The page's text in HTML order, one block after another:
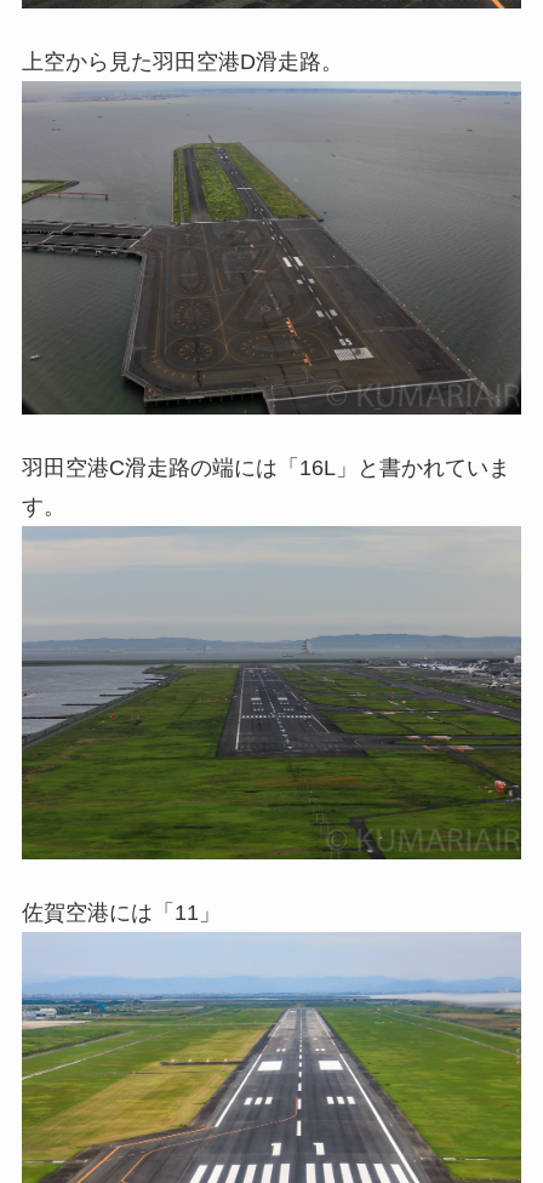
上空から見た羽田空港D滑走路。
羽田空港C滑走路の端には「16L」と書かれていま
す。
佐賀空港には「11」